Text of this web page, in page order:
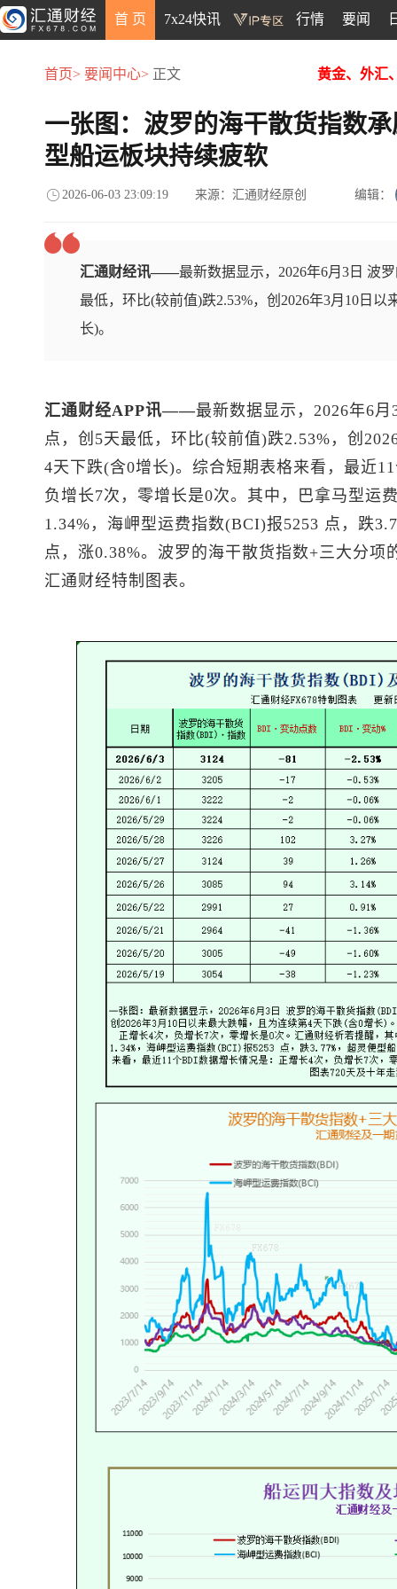
首 页 7x24快讯 行情 要闻
首页> 要闻中心> 正文 黄金、外汇
一张图：波罗的海干散货指数
型船运板块持续疲软
2026-06-03 23:09:19 来源：汇通财经原创 编辑：
汇通财经讯——最新数据显示，2026年6月3日 波
最低，环比(较前值)跌2.53%，创2026年3月10日
长)。
汇通财经APP讯——最新数据显示，2026年6
点，创5天最低，环比(较前值)跌2.53%，创
4天下跌(含0增长)。综合短期表格来看，最近
负增长7次，零增长是0次。其中，巴拿马型运
1.34%，海岬型运费指数(BCI)报5253 点，跌
点，涨0.38%。波罗的海干散货指数+三大分
汇通财经特制图表。